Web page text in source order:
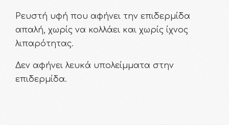
Ρευστή υφή που αφήνει την επιδερμίδα
απαλή, χωρίς να κολλάει και χωρίς ίχνος
λιπαρότητας.
Δεν αφήνει λευκά υπολείμματα στην
επιδερμίδα.